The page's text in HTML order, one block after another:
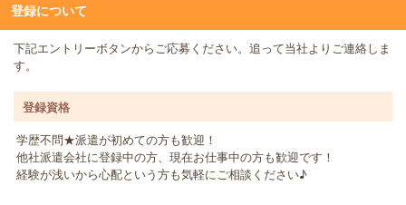
登録について
下記エントリーボタンからご応募ください。追って当社よりご連絡しま
す。
登録資格
学歴不問★派遣が初めての方も歓迎！
他社派遣会社に登録中の方、現在お仕事中の方も歓迎です！
経験が浅いから心配という方も気軽にご相談ください♪